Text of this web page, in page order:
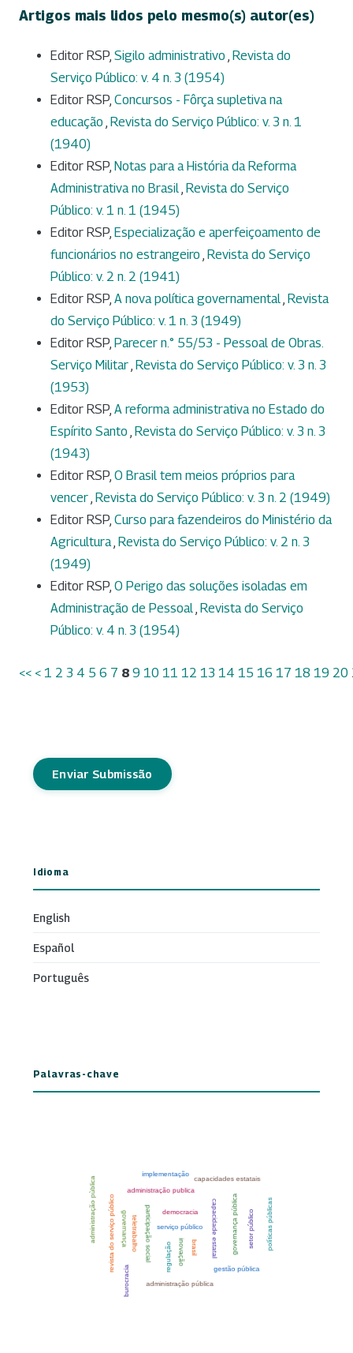
Artigos mais lidos pelo mesmo(s) autor(es)
Editor RSP, Sigilo administrativo , Revista do
Serviço Público: v. 4 n. 3 (1954)
Editor RSP, Concursos - Fôrça supletiva na
educação , Revista do Serviço Público: v. 3 n. 1
(1940)
Editor RSP, Notas para a História da Reforma
Administrativa no Brasil, Revista do Serviço
Público: v. 1 n. 1 (1945)
Editor RSP, Especialização e aperfeiçoamento de
funcionários no estrangeiro , Revista do Serviço
Público: v. 2 n. 2 (1941)
Editor RSP, A nova política governamental, Revista
do Serviço Público: v. 1 n. 3 (1949)
Editor RSP, Parecer n.° 55/53 - Pessoal de Obras.
Serviço Militar, Revista do Serviço Público: v. 3 n. 3
(1953)
Editor RSP, A reforma administrativa no Estado do
Espírito Santo , Revista do Serviço Público: v. 3 n. 3
(1943)
Editor RSP, O Brasil tem meios próprios para
vencer, Revista do Serviço Público: v. 3 n. 2 (1949)
Editor RSP, Curso para fazendeiros do Ministério da
Agricultura, Revista do Serviço Público: v. 2 n. 3
(1949)
Editor RSP, O Perigo das soluções isoladas em
Administração de Pessoal, Revista do Serviço
Público: v. 4 n. 3 (1954)
<< < 1 2 3 4 5 6 7 8 9 10 11 12 13 14 15 16 17 18 19 20
Enviar Submissão
Idioma
English
Español
Português
Palavras-chave